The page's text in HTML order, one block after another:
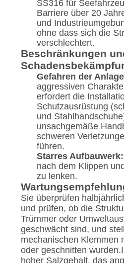
SS316 für
Barriere über 20
und
ohne dass sich die
verschlechtert.
Beschränkungen
Gefahren der
aggressiven
erfordert die
Schutzausrüstung
und
unsachgemäße
schweren
führen.
Starres Aufbauwerk:
nach dem Klippen
zu lenken.
Sie überprüfen
und prüfen, ob die
Trümmer oder
geschwächt sind, und
mechanischen Klemmen
oder geschnitten
hoher Salzgehalt, das